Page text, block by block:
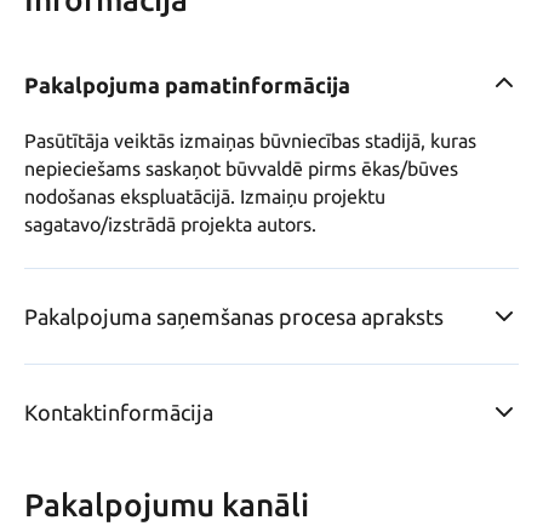
Pakalpojuma pamatinformācija
Pasūtītāja veiktās izmaiņas būvniecības stadijā, kuras
nepieciešams saskaņot būvvaldē pirms ēkas/būves
nodošanas ekspluatācijā. Izmaiņu projektu
sagatavo/izstrādā projekta autors.
Pakalpojuma saņemšanas procesa apraksts
Kontaktinformācija
Pakalpojumu kanāli